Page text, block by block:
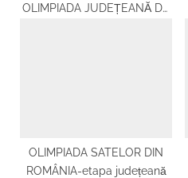
OLIMPIADA JUDEȚEANĂ DE
OLIMPIADA SATELOR DIN
ROMÂNIA-etapa județeană